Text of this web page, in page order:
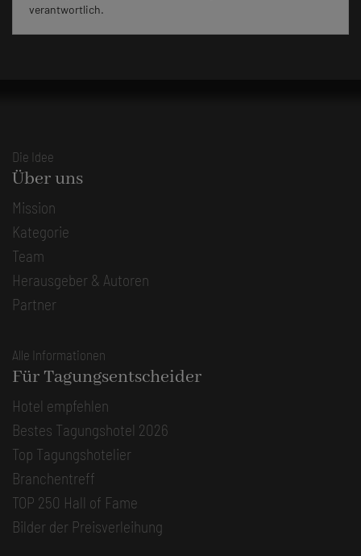
verantwortlich.
Die Idee
Über uns
Mission
Kategorie
Team
Herausgeber & Autoren
Partner
Alle Informationen
Für Tagungsentscheider
Hotel empfehlen
Bestes Tagungshotel 2026
Top Tagungshotelier
Branchentreff
TOP 250 Hall of Fame
Bilder der Preisverleihung